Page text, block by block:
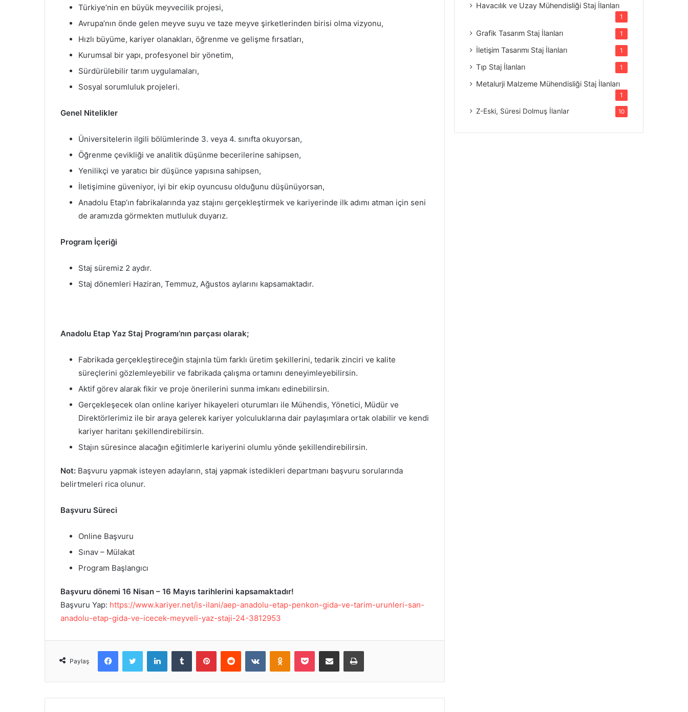
Türkiye’nin en büyük meyvecilik projesi,
Avrupa’nın önde gelen meyve suyu ve taze meyve şirketlerinden birisi olma vizyonu,
Hızlı büyüme, kariyer olanakları, öğrenme ve gelişme fırsatları,
Kurumsal bir yapı, profesyonel bir yönetim,
Sürdürülebilir tarım uygulamaları,
Sosyal sorumluluk projeleri.
Genel Nitelikler
Üniversitelerin ilgili bölümlerinde 3. veya 4. sınıfta okuyorsan,
Öğrenme çevikliği ve analitik düşünme becerilerine sahipsen,
Yenilikçi ve yaratıcı bir düşünce yapısına sahipsen,
İletişimine güveniyor, iyi bir ekip oyuncusu olduğunu düşünüyorsan,
Anadolu Etap’ın fabrikalarında yaz stajını gerçekleştirmek ve kariyerinde ilk adımı atman için seni
de aramızda görmekten mutluluk duyarız.
Program İçeriği
Staj süremiz 2 aydır.
Staj dönemleri Haziran, Temmuz, Ağustos aylarını kapsamaktadır.
Anadolu Etap Yaz Staj Programı’nın parçası olarak;
Fabrikada gerçekleştireceğin stajınla tüm farklı üretim şekillerini, tedarik zinciri ve kalite
süreçlerini gözlemleyebilir ve fabrikada çalışma ortamını deneyimleyebilirsin.
Aktif görev alarak fikir ve proje önerilerini sunma imkanı edinebilirsin.
Gerçekleşecek olan online kariyer hikayeleri oturumları ile Mühendis, Yönetici, Müdür ve
Direktörlerimiz ile bir araya gelerek kariyer yolculuklarına dair paylaşımlara ortak olabilir ve kendi
kariyer haritanı şekillendirebilirsin.
Stajın süresince alacağın eğitimlerle kariyerini olumlu yönde şekillendirebilirsin.
Not: Başvuru yapmak isteyen adayların, staj yapmak istedikleri departmanı başvuru sorularında
belirtmeleri rica olunur.
Başvuru Süreci
Online Başvuru
Sınav – Mülakat
Program Başlangıcı
Başvuru dönemi 16 Nisan – 16 Mayıs tarihlerini kapsamaktadır!
Başvuru Yap: https://www.kariyer.net/is-ilani/aep-anadolu-etap-penkon-gida-ve-tarim-urunleri-san-
anadolu-etap-gida-ve-icecek-meyveli-yaz-staji-24-3812953
Paylaş
Havacılık ve Uzay Mühendisliği Staj İlanları
1
Grafik Tasarım Staj İlanları 1
İletişim Tasarımı Staj İlanları 1
Tıp Staj İlanları 1
Metalurji Malzeme Mühendisliği Staj İlanları
1
Z-Eski, Süresi Dolmuş İlanlar 10